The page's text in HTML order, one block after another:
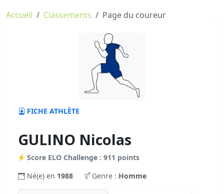
Accueil Classements Page du coureur
FICHE ATHLÈTE
GULINO Nicolas
Score ELO Challenge : 911 points
Né(e) en 1988 Genre : Homme